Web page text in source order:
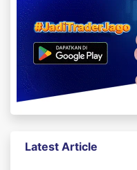
Latest Article